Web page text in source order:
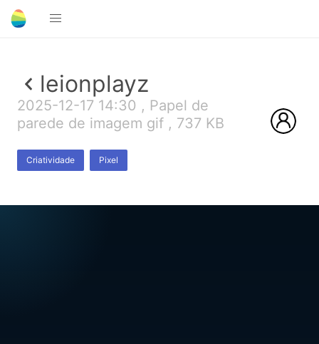
leionplayz
2025-12-17 14:30 , Papel de
parede de imagem gif , 737 KB
Criatividade Pixel